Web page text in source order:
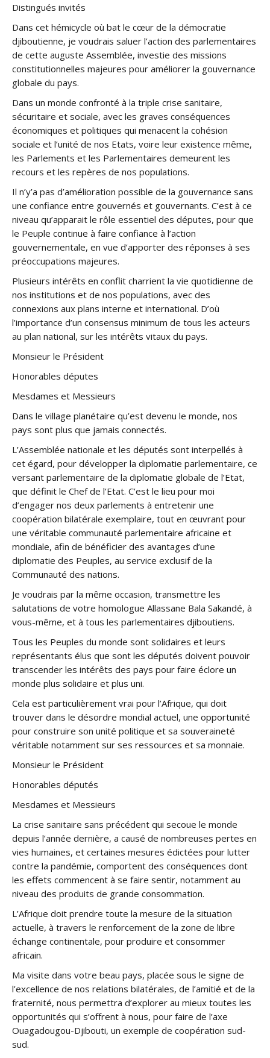
Distingués invités
Dans cet hémicycle où bat le cœur de la démocratie
djiboutienne, je voudrais saluer l’action des parlementaires
de cette auguste Assemblée, investie des missions
constitutionnelles majeures pour améliorer la gouvernance
globale du pays.
Dans un monde confronté à la triple crise sanitaire,
sécuritaire et sociale, avec les graves conséquences
économiques et politiques qui menacent la cohésion
sociale et l’unité de nos Etats, voire leur existence même,
les Parlements et les Parlementaires demeurent les
recours et les repères de nos populations.
Il n’y’a pas d’amélioration possible de la gouvernance sans
une confiance entre gouvernés et gouvernants. C’est à ce
niveau qu’apparait le rôle essentiel des députes, pour que
le Peuple continue à faire confiance à l’action
gouvernementale, en vue d’apporter des réponses à ses
préoccupations majeures.
Plusieurs intérêts en conflit charrient la vie quotidienne de
nos institutions et de nos populations, avec des
connexions aux plans interne et international. D’où
l’importance d’un consensus minimum de tous les acteurs
au plan national, sur les intérêts vitaux du pays.
Monsieur le Président
Honorables députes
Mesdames et Messieurs
Dans le village planétaire qu’est devenu le monde, nos
pays sont plus que jamais connectés.
L’Assemblée nationale et les députés sont interpellés à
cet égard, pour développer la diplomatie parlementaire, ce
versant parlementaire de la diplomatie globale de l’Etat,
que définit le Chef de l’Etat. C’est le lieu pour moi
d’engager nos deux parlements à entretenir une
coopération bilatérale exemplaire, tout en œuvrant pour
une véritable communauté parlementaire africaine et
mondiale, afin de bénéficier des avantages d’une
diplomatie des Peuples, au service exclusif de la
Communauté des nations.
Je voudrais par la même occasion, transmettre les
salutations de votre homologue Allassane Bala Sakandé, à
vous-même, et à tous les parlementaires djiboutiens.
Tous les Peuples du monde sont solidaires et leurs
représentants élus que sont les députés doivent pouvoir
transcender les intérêts des pays pour faire éclore un
monde plus solidaire et plus uni.
Cela est particulièrement vrai pour l’Afrique, qui doit
trouver dans le désordre mondial actuel, une opportunité
pour construire son unité politique et sa souveraineté
véritable notamment sur ses ressources et sa monnaie.
Monsieur le Président
Honorables députés
Mesdames et Messieurs
La crise sanitaire sans précédent qui secoue le monde
depuis l’année dernière, a causé de nombreuses pertes en
vies humaines, et certaines mesures édictées pour lutter
contre la pandémie, comportent des conséquences dont
les effets commencent à se faire sentir, notamment au
niveau des produits de grande consommation.
L’Afrique doit prendre toute la mesure de la situation
actuelle, à travers le renforcement de la zone de libre
échange continentale, pour produire et consommer
africain.
Ma visite dans votre beau pays, placée sous le signe de
l’excellence de nos relations bilatérales, de l’amitié et de la
fraternité, nous permettra d’explorer au mieux toutes les
opportunités qui s’offrent à nous, pour faire de l’axe
Ouagadougou-Djibouti, un exemple de coopération sud-
sud.